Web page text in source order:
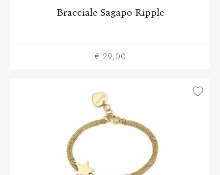
Bracciale Sagapo Ripple
€ 29,00